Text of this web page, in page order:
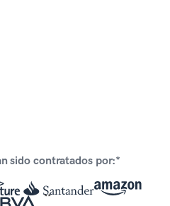
sido contratados por:*